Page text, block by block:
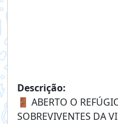
Descrição:
🚪 ABERTO O
SOBREVIVENTES DA